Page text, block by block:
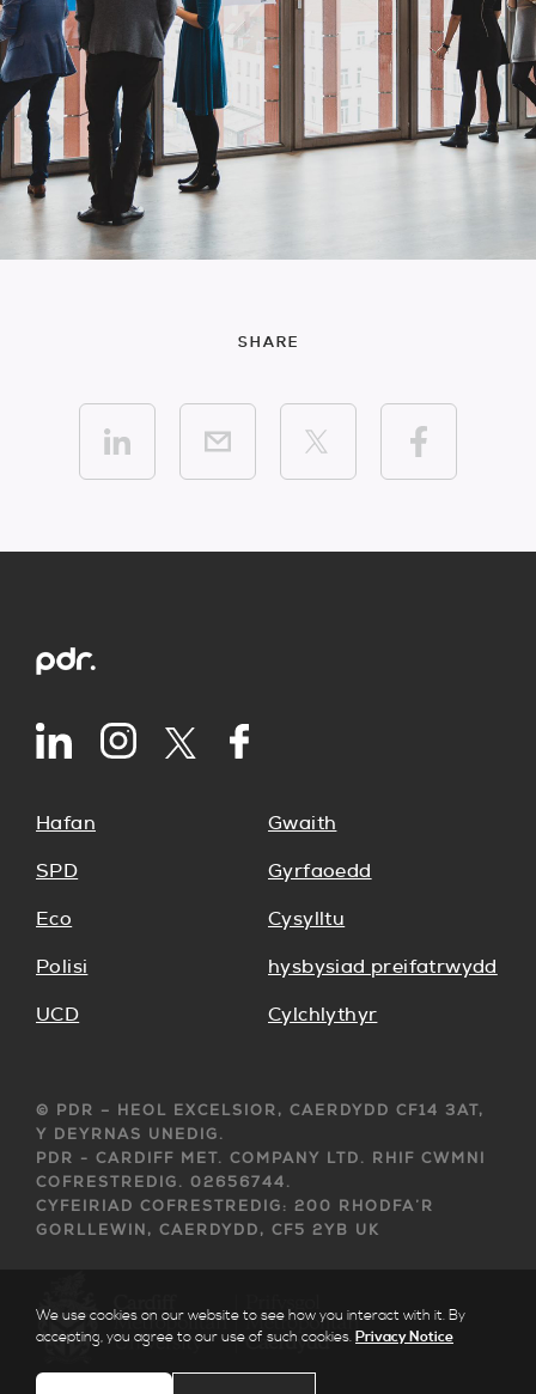
SHARE
Hafan
SPD
Eco
Polisi
UCD
Gwaith
Gyrfaoedd
Cysylltu
hysbysiad preifatrwydd
Cylchlythyr
© PDR – HEOL EXCELSIOR, CAERDYDD CF14 3AT,
Y DEYRNAS UNEDIG.
PDR - CARDIFF MET. COMPANY LTD. RHIF CWMNI
COFRESTREDIG. 02656744.
CYFEIRIAD COFRESTREDIG: 200 RHODFA’R
GORLLEWIN, CAERDYDD, CF5 2YB UK
We use cookies on our website to see how you interact with it. By
accepting, you agree to our use of such cookies. Privacy Notice